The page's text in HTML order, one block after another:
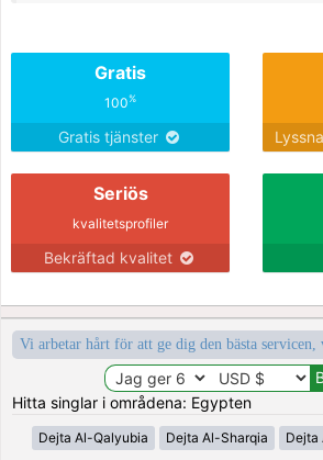
Gratis
100%
Gratis tjänster
Seriös
kvalitetsprofiler
Bekräftad kvalitet
Vi arbetar hårt för att ge dig den bästa servicen,
Hitta singlar i områdena: Egypten
Dejta Al-Qalyubia Dejta Al-Sharqia Dejta